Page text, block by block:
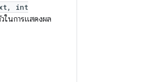
int
ในการแสดงผล